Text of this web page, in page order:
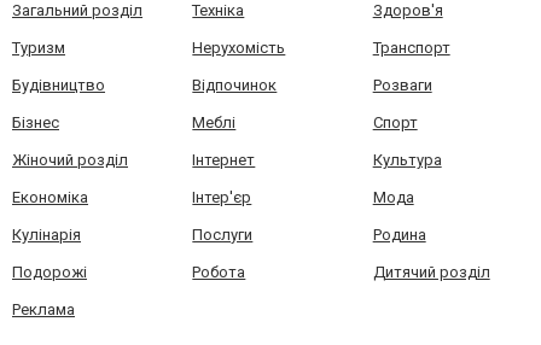
Загальний розділ Техніка Здоров'я
Туризм Нерухомість Транспорт
Будівництво Відпочинок Розваги
Бізнес Меблі Спорт
Жіночий розділ Інтернет Культура
Економіка Інтер'єр Мода
Кулінарія Послуги Родина
Подорожі Робота Дитячий розділ
Реклама